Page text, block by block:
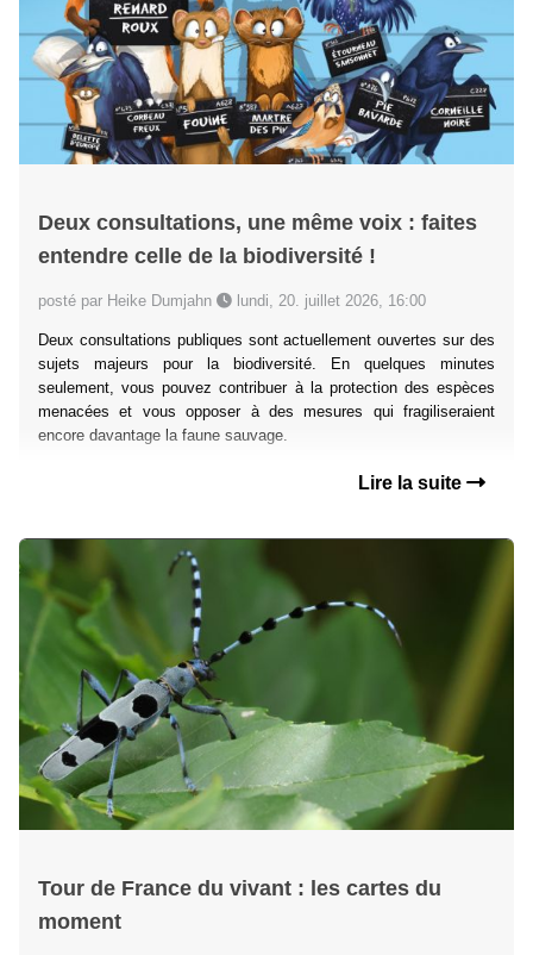
Deux consultations, une même voix : faites
entendre celle de la biodiversité !
posté par Heike Dumjahn lundi, 20. juillet 2026, 16:00
Deux consultations publiques sont actuellement ouvertes sur des
sujets majeurs pour la biodiversité. En quelques minutes
seulement, vous pouvez contribuer à la protection des espèces
menacées et vous opposer à des mesures qui fragiliseraient
encore davantage la faune sauvage.
Lire la suite
Tour de France du vivant : les cartes du
moment